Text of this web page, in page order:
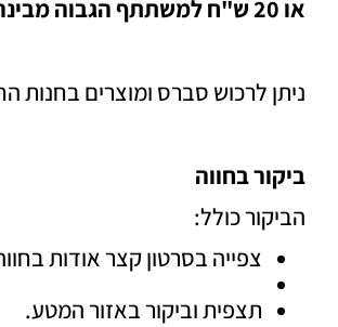
לרכוש סברס ומוצרים בחנות החווה.
בחווה
כולל:
צפייה בסרטון קצר אודות בחווה.
תצפית וביקור באזור המטע.